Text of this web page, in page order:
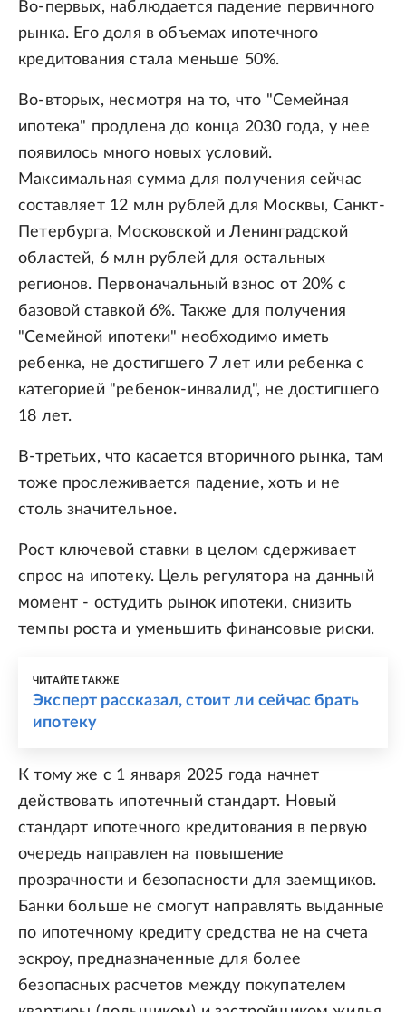
Во-первых, наблюдается падение первичного
рынка. Его доля в объемах ипотечного
кредитования стала меньше 50%.
Во-вторых, несмотря на то, что "Семейная
ипотека" продлена до конца 2030 года, у нее
появилось много новых условий.
Максимальная сумма для получения сейчас
составляет 12 млн рублей для Москвы, Санкт-
Петербурга, Московской и Ленинградской
областей, 6 млн рублей для остальных
регионов. Первоначальный взнос от 20% с
базовой ставкой 6%. Также для получения
"Семейной ипотеки" необходимо иметь
ребенка, не достигшего 7 лет или ребенка с
категорией "ребенок-инвалид", не достигшего
18 лет.
В-третьих, что касается вторичного рынка, там
тоже прослеживается падение, хоть и не
столь значительное.
Рост ключевой ставки в целом сдерживает
спрос на ипотеку. Цель регулятора на данный
момент - остудить рынок ипотеки, снизить
темпы роста и уменьшить финансовые риски.
ЧИТАЙТЕ ТАКЖЕ
Эксперт рассказал, стоит ли сейчас брать
ипотеку
К тому же с 1 января 2025 года начнет
действовать ипотечный стандарт. Новый
стандарт ипотечного кредитования в первую
очередь направлен на повышение
прозрачности и безопасности для заемщиков.
Банки больше не смогут направлять выданные
по ипотечному кредиту средства не на счета
эскроу, предназначенные для более
безопасных расчетов между покупателем